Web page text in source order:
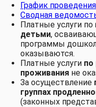
График
Сводная
Платные услуги по
детьми,
программы
оказываются.
Платные услуги по
проживания не
За осуществление
группах
(законных